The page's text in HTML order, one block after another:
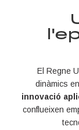
El Regne
dinàmics en
innovació
conflueixen